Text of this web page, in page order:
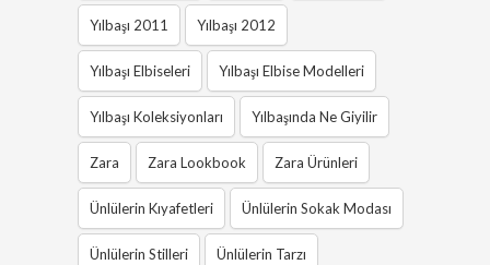
Yılbaşı 2011 Yılbaşı 2012
Yılbaşı Elbiseleri Yılbaşı Elbise Modelleri
Yılbaşı Koleksiyonları Yılbaşında Ne Giyilir
Zara Zara Lookbook Zara Ürünleri
Ünlülerin Kıyafetleri Ünlülerin Sokak Modası
Ünlülerin Stilleri Ünlülerin Tarzı